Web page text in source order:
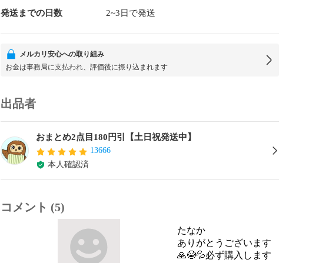
発送までの日数 2~3日で発送
メルカリ安心への取り組み
お金は事務局に支払われ、評価後に振り込まれます
出品者
おまとめ2点目180円引【土日祝発送中】
13666
本人確認済
コメント (5)
たなか
ありがとうございます
🙏😭💦必ず購入します